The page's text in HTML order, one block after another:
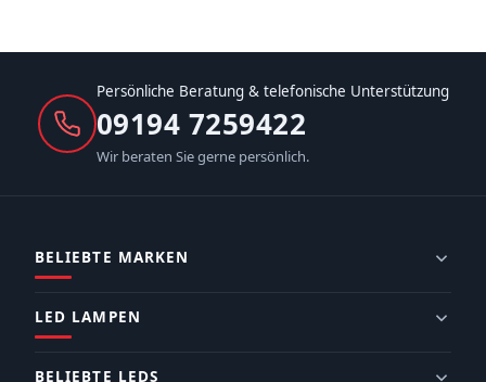
Persönliche Beratung & telefonische Unterstützung
09194 7259422
Wir beraten Sie gerne persönlich.
BELIEBTE MARKEN
LED LAMPEN
BELIEBTE LEDS